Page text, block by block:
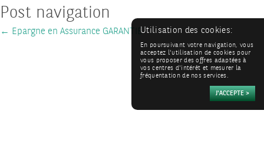
Post navigation
← Epargne en Assurance GARANTIEUtilisation des cookies:
En poursuivant votre navigation, vous
acceptez l'utilisation de cookies pour
vous proposer des offres adaptées à
vos centres d'intérêt et mesurer la
fréquentation de nos services.